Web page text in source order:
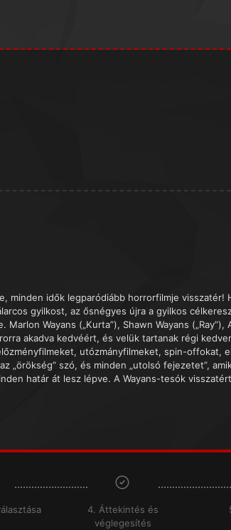
minden idők legparódiább horrorfilmje visszatér!
gyilkost, az ősnégyes újra a gyilkos
Wayans („Kurta”), Shawn Wayans („Ray”),
akadva kedvéért, és velük tartanak régi
utózmányfilmeket, spin-offokat,
„örökség” szó, és minden „utolsó fejezetet”,
határ át lesz lépve. A Wayans-tesók
4. Áttekintés és
véglegesítés